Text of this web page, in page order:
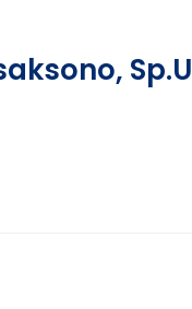
Sp.U